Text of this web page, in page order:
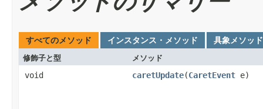
すべてのメソッド インスタンス・メソッド 具象メソッド
修飾子と型 メソッド
void caretUpdate(CaretEvent e)